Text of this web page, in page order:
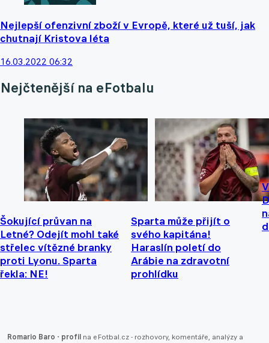
Nejlepší ofenzivní zboží v Evropě, které už tuší, jak
chutnají Kristova léta
16.03.2022 06:32
Nejčtenější na eFotbalu
Šokující průvan na
Letné? Odejít mohl také
střelec vítězné branky
proti Lyonu. Sparta
řekla: NE!
Sparta může přijít o
svého kapitána!
Haraslín poletí do
Arábie na zdravotní
prohlídku
Romario Baro - profil na eFotbal.cz - rozhovory, komentáře, analýzy a